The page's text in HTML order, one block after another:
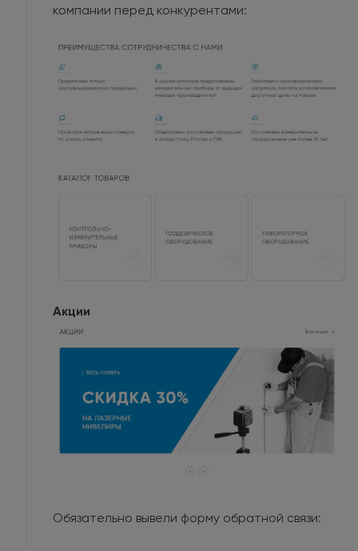
компании перед конкурентами:
Акции
Обязательно вывели форму обратной связи: